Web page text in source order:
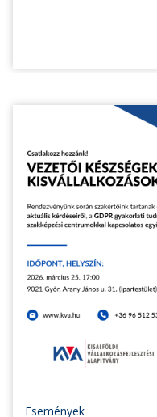
Események